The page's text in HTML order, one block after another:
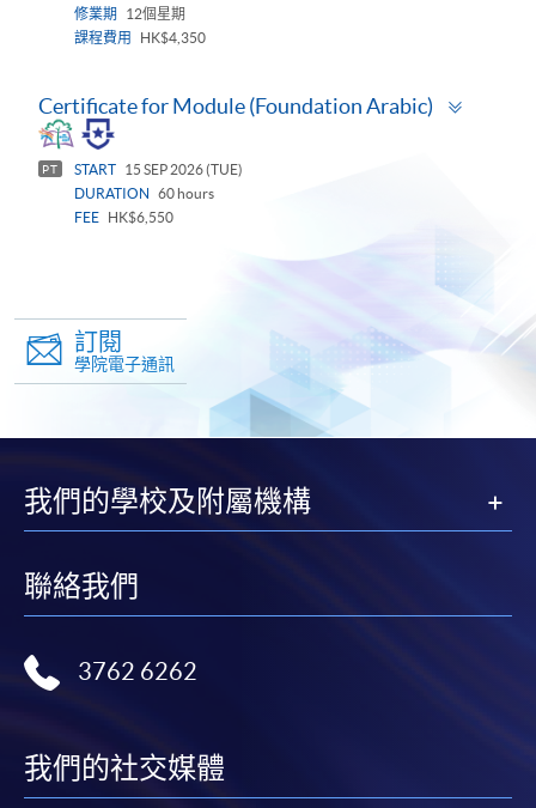
修業期
12個星期
課程費用
HK$4,350
Certificate for Module (Foundation Arabic)
PT START
15 SEP 2026 (TUE)
DURATION
60 hours
FEE
HK$6,550
訂閱
學院電子通訊
我們的學校及附屬機構
聯絡我們
3762 6262
我們的社交媒體